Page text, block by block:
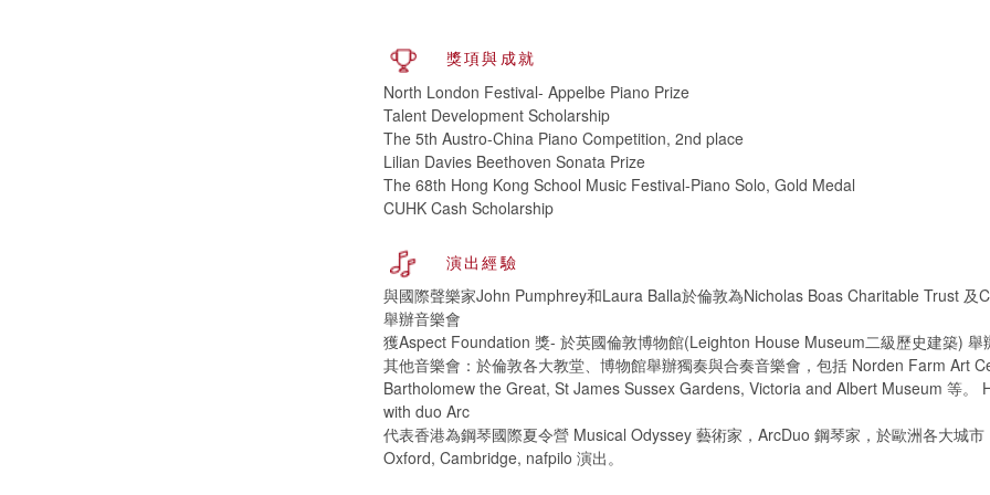
獎項與成就
North London Festival- Appelbe Piano Prize
Talent Development Scholarship
The 5th Austro-China Piano Competition, 2nd place
Lilian Davies Beethoven Sonata Prize
The 68th Hong Kong School Music Festival-Piano Solo, Gold Medal
CUHK Cash Scholarship
演出經驗
與國際聲樂家John Pumphrey和Laura Balla於倫敦為Nicholas Boas Charitable Trust 及
舉辦音樂會
獲Aspect Foundation 獎- 於英國倫敦博物館(Leighton House Museum二級歷史建築) 舉
其他音樂會：於倫敦各大教堂、博物館舉辦獨奏與合奏音樂會，包括 Norden Farm Art
Bartholomew the Great, St James Sussex Gardens, Victoria and Albert Museum 等。
with duo Arc
代表香港為鋼琴國際夏令營 Musical Odyssey 藝術家，ArcDuo 鋼琴家，於歐洲各大城
Oxford, Cambridge, nafpilo 演出。